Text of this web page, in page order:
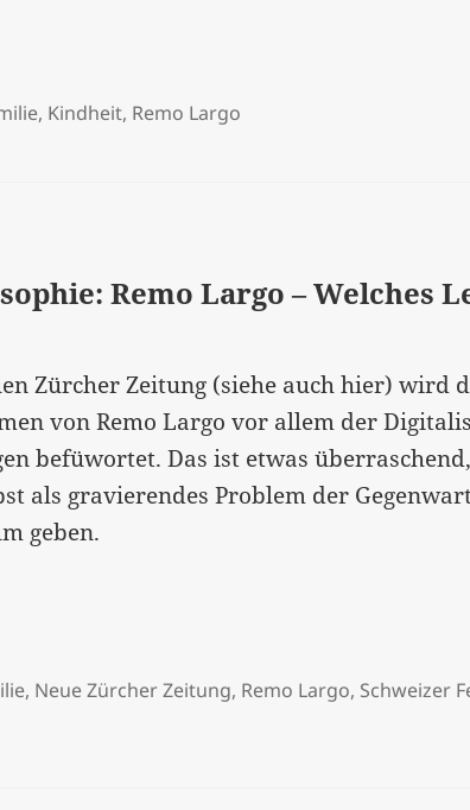
, Kindheit, Remo Largo
Remo Largo – Welches
Zürcher Zeitung (siehe auch hier) wird
von Remo Largo vor allem der
befüwortet. Das ist etwas überraschend,
als gravierendes Problem der
geben.
, Neue Zürcher Zeitung, Remo Largo, Schweizer